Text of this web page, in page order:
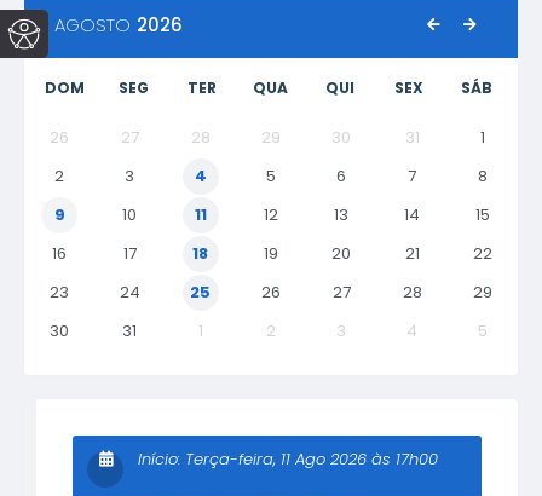
AGOSTO 2026
DOM SEG TER QUA QUI SEX SÁB
26 27 28 29 30 31
1
2
3 4 5 6 7
8
9
10 11 12 13 14
15
16
17 18 19 20 21
22
23
24 25 26 27 28
29
30
31 1 2 3 4 5
Início: Terça-feira 11 Ago 2026 17h00